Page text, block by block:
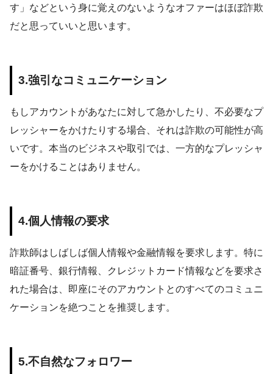
す」などという身に覚えのないようなオファーはほぼ詐欺
だと思っていいと思います。
3.強引なコミュニケーション
もしアカウントがあなたに対して急かしたり、不必要なプ
レッシャーをかけたりする場合、それは詐欺の可能性が高
いです。本当のビジネスや取引では、一方的なプレッシャ
ーをかけることはありません。
4.個人情報の要求
詐欺師はしばしば個人情報や金融情報を要求します。特に
暗証番号、銀行情報、クレジットカード情報などを要求さ
れた場合は、即座にそのアカウントとのすべてのコミュニ
ケーションを絶つことを推奨します。
5.不自然なフォロワー